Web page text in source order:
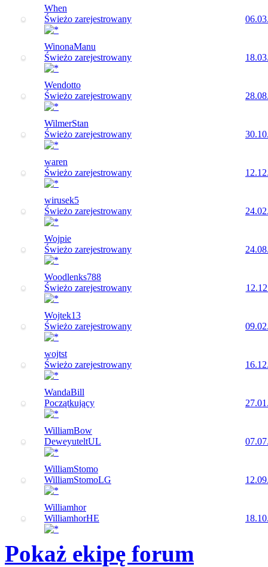
When
Świeżo zarejestrowany
WinonaManu
Świeżo zarejestrowany
Wendotto
Świeżo zarejestrowany
WilmerStan
Świeżo zarejestrowany
waren
Świeżo zarejestrowany
wirusek5
Świeżo zarejestrowany
Wojpie
Świeżo zarejestrowany
Woodlenks788
Świeżo zarejestrowany
Wojtek13
Świeżo zarejestrowany
wojtst
Świeżo zarejestrowany
WandaBill
Początkujący
WilliamBow
DeweyuteltUL
WilliamStomo
WilliamStomoLG
Williamhor
WilliamhorHE
Pokaż ekipę forum